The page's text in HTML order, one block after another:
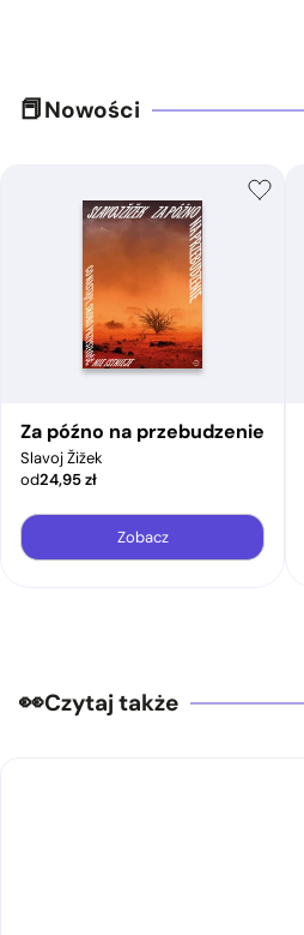
Nowości
Za późno na przebudzenie
Slavoj Žižek
od24,95zł
Zobacz
Czytaj także